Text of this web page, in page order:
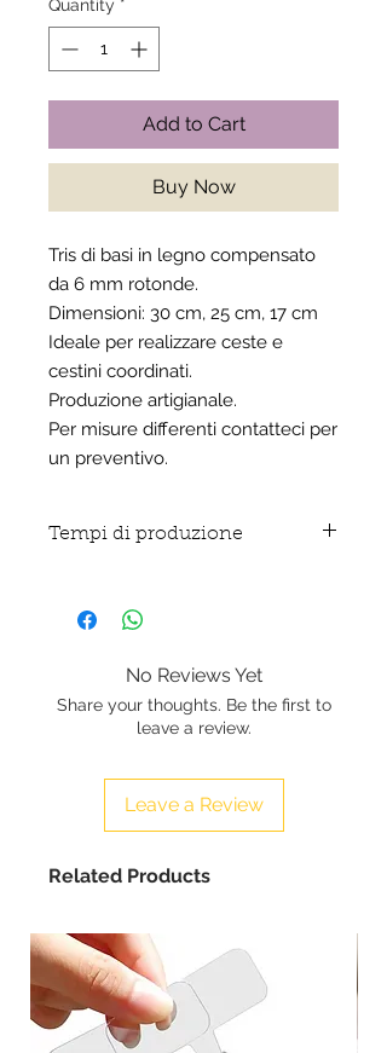
Quantity *
Add to Cart
Buy Now
Tris di basi in legno compensato
da 6 mm rotonde.
Dimensioni: 30 cm, 25 cm, 17 cm
Ideale per realizzare ceste e
cestini coordinati.
Produzione artigianale.
Per misure differenti contatteci per
un preventivo.
Tempi di produzione
tempi di produzione sono di 5 giorni
la ricezione del pagamento.
No Reviews Yet
Share your thoughts. Be the first to
leave a review.
Leave a Review
Related Products